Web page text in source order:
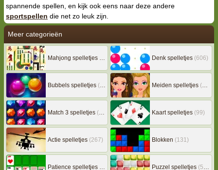
spannende spellen, en kijk ook eens naar deze andere
sportspellen die net zo leuk zijn.
Meer categorieën
(133) Denk spelletjes (606)
Bubbels spelletjes (78) Meiden spelletjes (239)
Match 3 spelletjes (163) Kaart spelletjes (99)
Actie spelletjes (267) Blokken (131)
Puzzel spelletjes (507)